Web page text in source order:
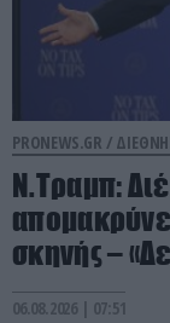
PRONEWS.GR /
Ν.Τραμπ:
σκηνής –
06.08.2026 | 07:51